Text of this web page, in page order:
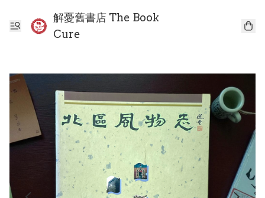
解憂舊書店 The Book
Cure